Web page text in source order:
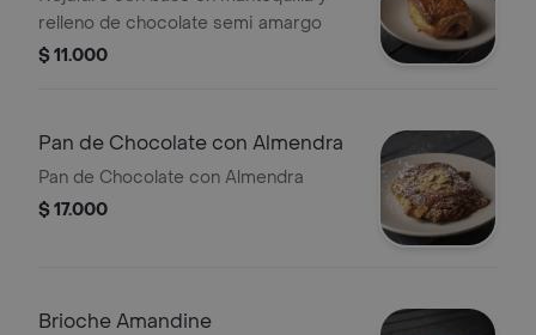
relleno de chocolate semi amargo
$ 11.000
Pan de Chocolate con Almendra
Pan de Chocolate con Almendra
$ 17.000
Brioche Amandine